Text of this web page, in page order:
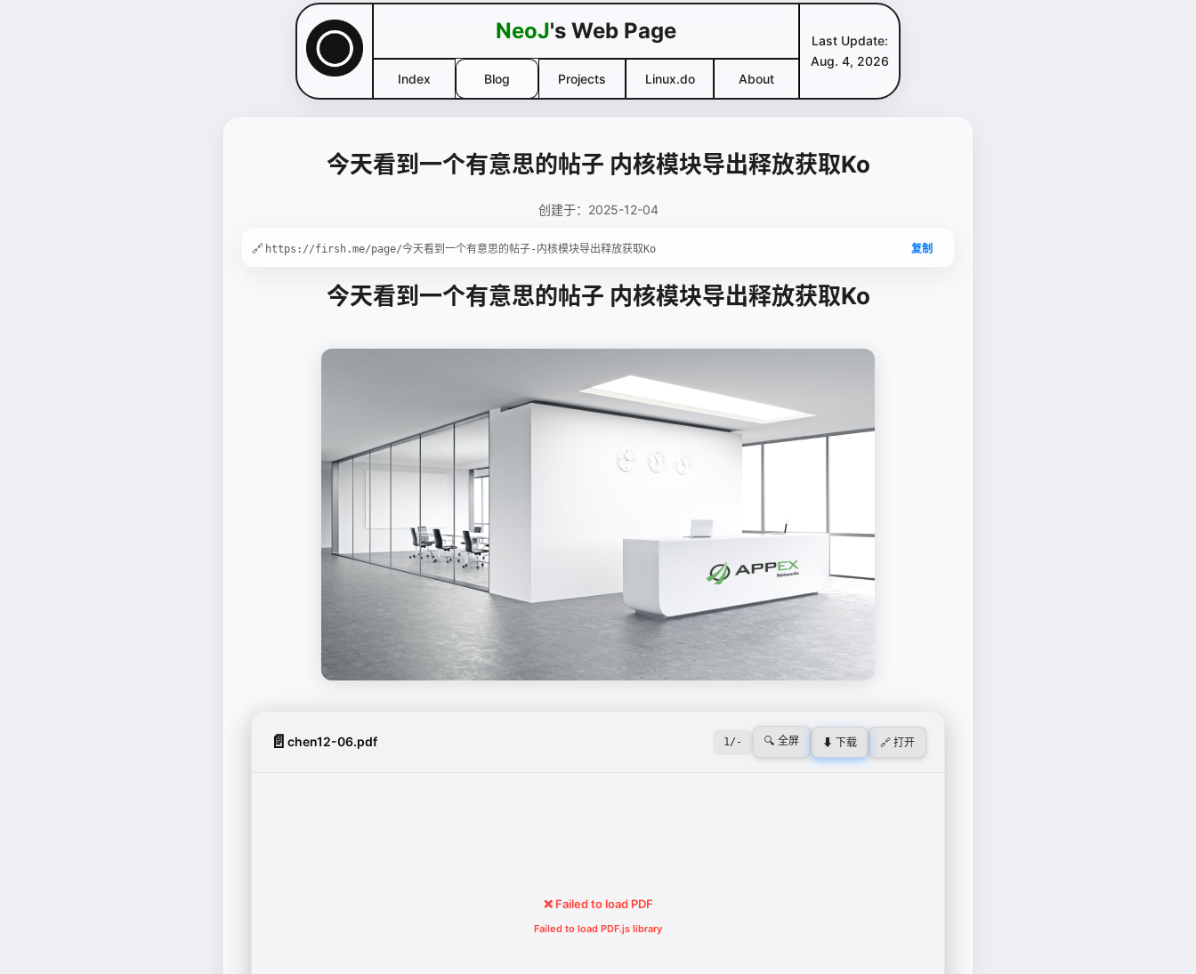
NeoJ's Web Page
Last Update:
Aug. 4, 2026
Index
Blog Projects Linux.do About
今天看到一个有意思的帖子 内核模块导出释放获取Ko
创建于：2025-12-04
🔗 复制
今天看到一个有意思的帖子 内核模块导出释放获取Ko
📄 chen12-06.pdf 1 / - 🔍 全屏 ⬇ 下载 🔗 打开
❌ Failed to load PDF
Failed to load PDF.js library